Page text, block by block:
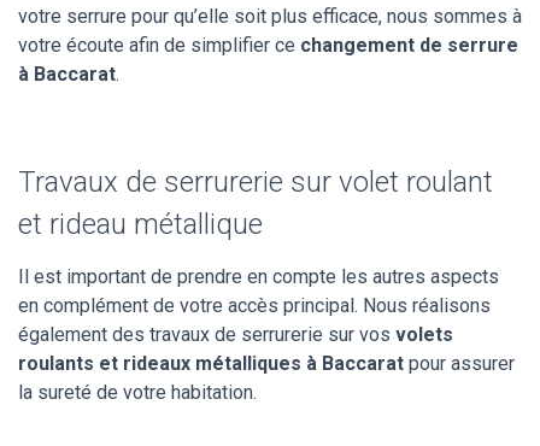
votre serrure pour qu’elle soit plus efficace, nous sommes à
votre écoute afin de simplifier ce changement de serrure
à Baccarat.
Travaux de serrurerie sur volet roulant
et rideau métallique
Il est important de prendre en compte les autres aspects
en complément de votre accès principal. Nous réalisons
également des travaux de serrurerie sur vos volets
roulants et rideaux métalliques à Baccarat pour assurer
la sureté de votre habitation.